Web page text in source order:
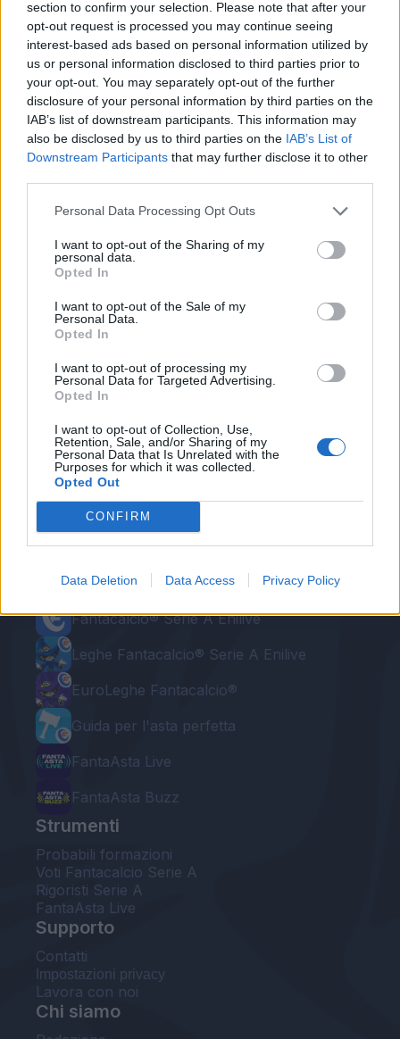
section to confirm your selection. Please note that after your
opt-out request is processed you may continue seeing
interest-based ads based on personal information utilized by
us or personal information disclosed to third parties prior to
your opt-out. You may separately opt-out of the further
disclosure of your personal information by third parties on the
IAB’s list of downstream participants. This information may
also be disclosed by us to third parties on the IAB’s List of
Downstream Participants that may further disclose it to other
Personal Data Processing Opt Outs
I want to opt-out of the Sharing of my
personal data.
Opted In
I want to opt-out of the Sale of my
Personal Data.
Opted In
I want to opt-out of processing my
Personal Data for Targeted Advertising.
Opted In
I want to opt-out of Collection, Use,
Retention, Sale, and/or Sharing of my
Personal Data that Is Unrelated with the
Purposes for which it was collected.
Opted Out
CONFIRM
Data Deletion Data Access Privacy Policy
milioni di euro.
Redazione Fantacalcio.it
Le nostre app
Fantacalcio® Serie A Enilive
Leghe Fantacalcio® Serie A Enilive
EuroLeghe Fantacalcio®
Guida per l'asta perfetta
FantaAsta Live
FantaAsta Buzz
Strumenti
Probabili formazioni
Voti Fantacalcio Serie A
Rigoristi Serie A
FantaAsta Live
Supporto
Contatti
Impostazioni privacy
Lavora con noi
Chi siamo